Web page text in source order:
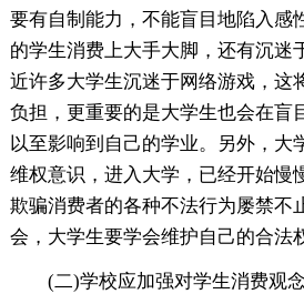
要有自制能力，不能盲目地陷入感
的学生消费上大手大脚，还有沉迷
近许多大学生沉迷于网络游戏，这
负担，更重要的是大学生也会在盲
以至影响到自己的学业。另外，大
维权意识，进入大学，已经开始慢
欺骗消费者的各种不法行为屡禁不
会，大学生要学会维护自己的合法
(二)学校应加强对学生消费观念